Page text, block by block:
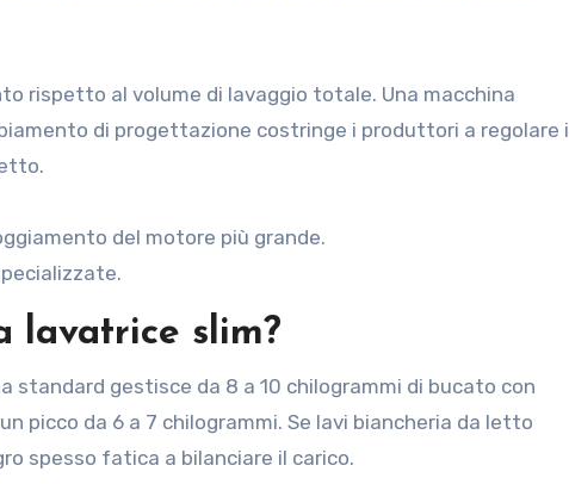
rispetto al volume di lavaggio totale. Una macchina
di progettazione costringe i produttori a regolare i
del motore più grande.
lavatrice slim?
standard gestisce da 8 a 10 chilogrammi di bucato con
picco da 6 a 7 chilogrammi. Se lavi biancheria da letto
spesso fatica a bilanciare il carico.